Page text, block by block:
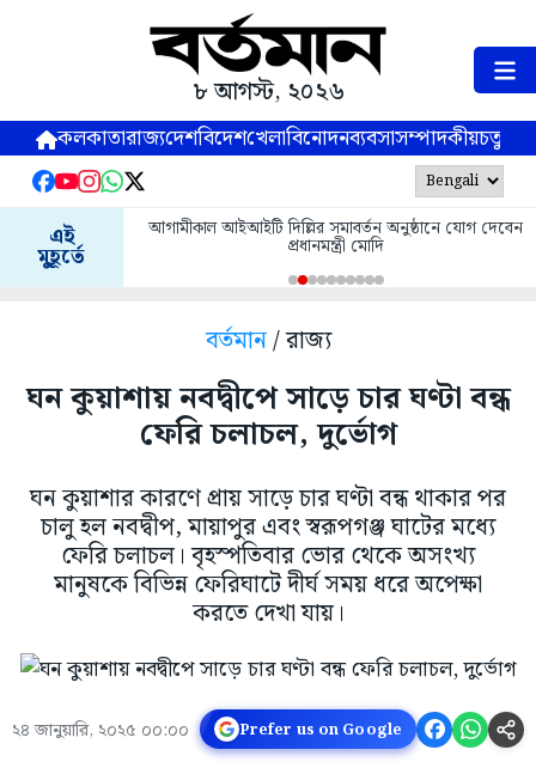
৮ আগস্ট, ২০২৬
কলকাতারাজ্যদেশবিদেশখেলাবিনোদনব্যবসাসম্পাদকীয়
এই
মুহূর্তে
আগামীকাল আইআইটি দিল্লির সমাবর্তন অনুষ্ঠানে যোগ দেবেন
প্রধানমন্ত্রী মোদি
বর্তমান/ রাজ্য
ঘন কুয়াশায় নবদ্বীপে সাড়ে চার ঘণ্টা বন্ধ
ফেরি চলাচল, দুর্ভোগ
ঘন কুয়াশার কারণে প্রায় সাড়ে চার ঘণ্টা বন্ধ থাকার পর
চালু হল নবদ্বীপ, মায়াপুর এবং স্বরূপগঞ্জ ঘাটের মধ্যে
ফেরি চলাচল। বৃহস্পতিবার ভোর থেকে অসংখ্য
মানুষকে বিভিন্ন ফেরিঘাটে দীর্ঘ সময় ধরে অপেক্ষা
করতে দেখা যায়।
২৪ জানুয়ারি, ২০২৫ ০০:০০ Prefer us on Google